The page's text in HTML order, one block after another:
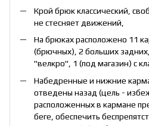
Крой брюк классический,
не стесняет движений,
На брюках расположено 11
(брючных), 2 больших
"велкро", 1 (под магазин) с
Набедренные и нижние
отведены назад (цель -
расположенных в кармане
беге, обеспечить